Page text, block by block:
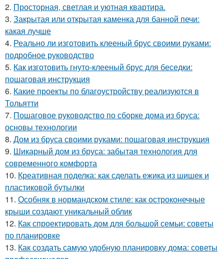
2. Просторная, светлая и уютная квартира.
3. Закрытая или открытая каменка для банной печи:
какая лучше
4. Реально ли изготовить клееный брус своими руками:
подробное руководство
5. Как изготовить гнуто-клееный брус для беседки:
пошаговая инструкция
6. Какие проекты по благоустройству реализуются в
Тольятти
7. Пошаговое руководство по сборке дома из бруса:
основы технологии
8. Дом из бруса своими руками: пошаговая инструкция
9. Шикарный дом из бруса: забытая технология для
современного комфорта
10. Креативная поделка: как сделать ежика из шишек и
пластиковой бутылки
11. Особняк в нормандском стиле: как остроконечные
крыши создают уникальный облик
12. Как спроектировать дом для большой семьи: советы
по планировке
13. Как создать самую удобную планировку дома: советы